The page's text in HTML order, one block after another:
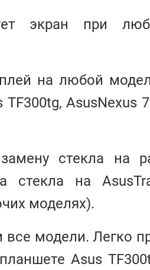
экран при
на любой
AsusNexus
стекла на
стекла на
моделях).
все модели. Легко
Asus